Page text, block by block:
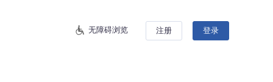
无障碍浏览 注册 登录